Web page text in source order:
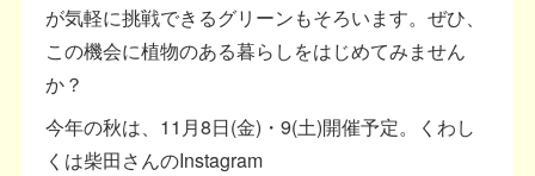
が気軽に挑戦できるグリーンもそろいます。ぜひ、
この機会に植物のある暮らしをはじめてみません
か？
今年の秋は、11月8日(金)・9(土)開催予定。くわし
くは柴田さんのInstagram